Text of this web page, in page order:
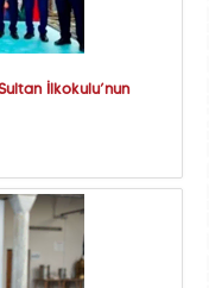
İlkokulu’nun